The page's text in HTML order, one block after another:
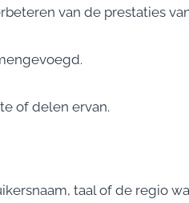
van de prestaties
of delen ervan.
taal of de regio